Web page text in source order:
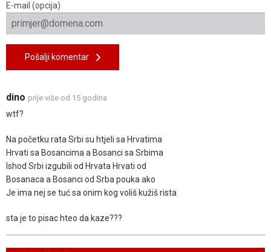
E-mail (opcija)
Pošalji komentar
dino prije više od 15 godina
wtf?
Na početku rata Srbi su htjeli sa Hrvatima
Hrvati sa Bosancima a Bosanci sa Srbima
Ishod Srbi izgubili od Hrvata Hrvati od
Bosanaca a Bosanci od Srba pouka ako
Je ima nej se tuć sa onim kog voliš kužiš rista
sta je to pisac hteo da kaze???